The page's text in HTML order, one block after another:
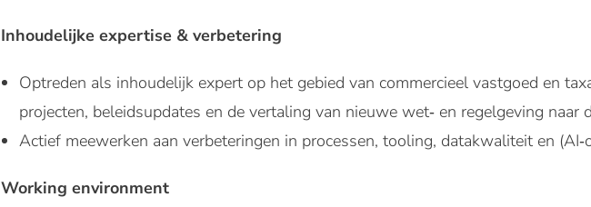
Inhoudelijke expertise & verbetering
Optreden als inhoudelijk expert op het gebied van commercieel vastgoed en
projecten, beleidsupdates en de vertaling van nieuwe wet‑ en regelgeving naar
Actief meewerken aan verbeteringen in processen, tooling, datakwaliteit en
Working environment